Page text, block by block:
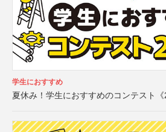
学生におすすめ
夏休み！学生におすすめのコンテスト《